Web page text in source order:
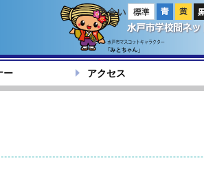
色合い
ー アクセス